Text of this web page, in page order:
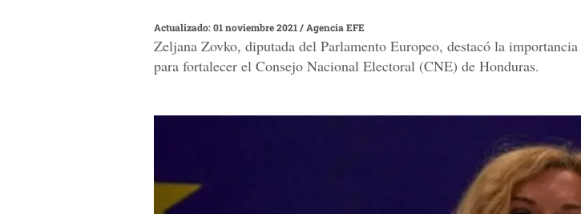
Actualizado: 01 noviembre 2021 / Agencia EFE
Zeljana Zovko, diputada del Parlamento Europeo, destacó la
para fortalecer el Consejo Nacional Electoral (CNE) de Honduras.